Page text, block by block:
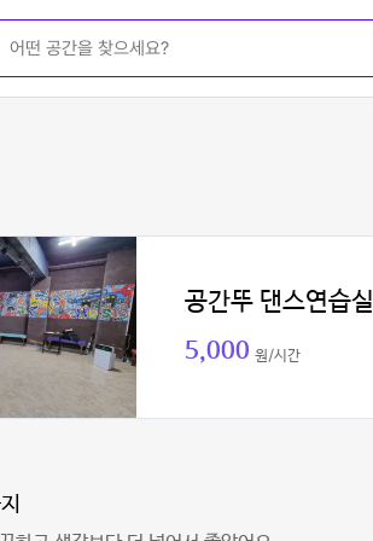
공간뚜 댄스연습실
5,000 원/시간